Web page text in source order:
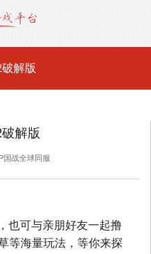
解版
解版
国战全球同服
也可与亲朋好友一起撸
等海量玩法，等你来探